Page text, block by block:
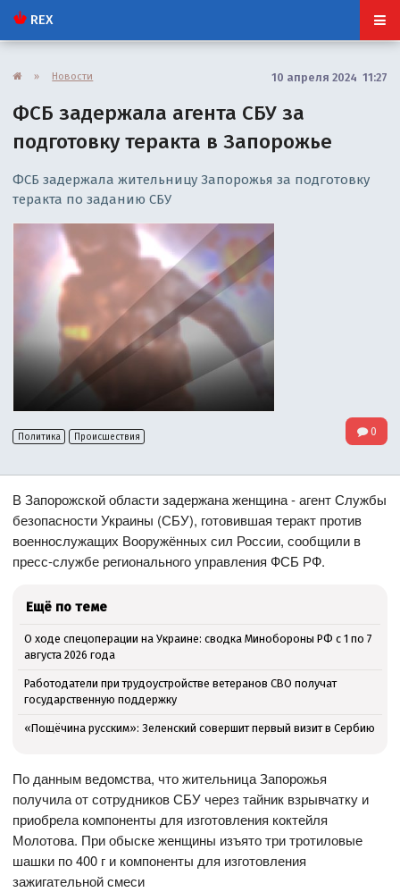
REX
» Новости 10 апреля 2024 11:27
ФСБ задержала агента СБУ за
подготовку теракта в Запорожье
ФСБ задержала жительницу Запорожья за подготовку
теракта по заданию СБУ
Политика Происшествия 0
В Запорожской области задержана женщина - агент Службы
безопасности Украины (СБУ), готовившая теракт против
военнослужащих Вооружённых сил России, сообщили в
пресс-службе регионального управления ФСБ РФ.
Ещё по теме
О ходе спецоперации на Украине: сводка Минобороны РФ с 1 по 7
августа 2026 года
Работодатели при трудоустройстве ветеранов СВО получат
государственную поддержку
«Пощёчина русским»: Зеленский совершит первый визит в Сербию
По данным ведомства, что жительница Запорожья
получила от сотрудников СБУ через тайник взрывчатку и
приобрела компоненты для изготовления коктейля
Молотова. При обыске женщины изъято три тротиловые
шашки по 400 г и компоненты для изготовления
зажигательной смеси